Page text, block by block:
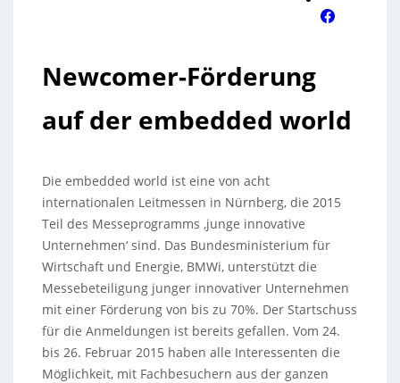
Newcomer-Förderung
auf der embedded world
Die embedded world ist eine von acht
internationalen Leitmessen in Nürnberg, die 2015
Teil des Messeprogramms ‚junge innovative
Unternehmen‘ sind. Das Bundesministerium für
Wirtschaft und Energie, BMWi, unterstützt die
Messebeteiligung junger innovativer Unternehmen
mit einer Förderung von bis zu 70%. Der Startschuss
für die Anmeldungen ist bereits gefallen. Vom 24.
bis 26. Februar 2015 haben alle Interessenten die
Möglichkeit, mit Fachbesuchern aus der ganzen